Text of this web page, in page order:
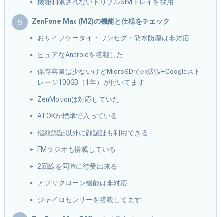
機能制限されないトリプルSIMトレイを採用
ZenFone Max (M2)の機能と仕様をチェック
おサイフケータイ・ワンセグ・防水防塵は非対応
ピュアなAndroidを搭載した
保存容量は少ないけどMicroSDでの拡張+Googleスト
レージ100GB（1年）が付いてます
ZenMotionは対応していた
ATOKが標準で入っている
指紋認証以外に顔認証も利用できる
FMラジオも搭載している
2回線を同時に待受出来る
アプリクローン機能は非対応
ジャイロセンサーを搭載してます